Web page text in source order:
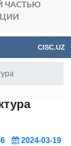
ЧАСТЬЮ
CISC.UZ
2024-03-19